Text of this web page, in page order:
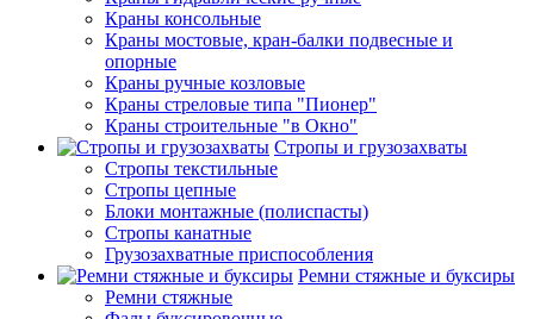
Краны консольные
Краны мостовые, кран-балки подвесные и
опорные
Краны ручные козловые
Краны стреловые типа "Пионер"
Краны строительные "в Окно"
Стропы и грузозахваты
Стропы текстильные
Стропы цепные
Блоки монтажные (полиспасты)
Стропы канатные
Грузозахватные приспособления
Ремни стяжные и буксиры
Ремни стяжные